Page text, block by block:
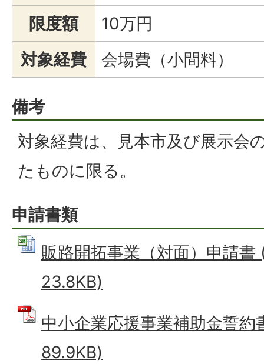
限度額
10万円
対象経費
会場費（小間料）
備考
対象経費は、見本市及び展示会
たものに限る。
申請書類
販路開拓事業（対面）申請
23.8KB)
中小企業応援事業補助金誓約
89.9KB)